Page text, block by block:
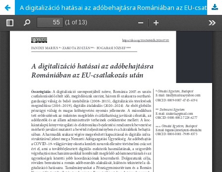
A digitalizáció hatásai az adóbehajtásra Romániában az EU-csatlakozás után